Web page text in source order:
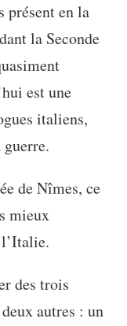
présent en la
la Seconde
est une
italiens,
de Nîmes, ce
mieux
des trois
autres : un